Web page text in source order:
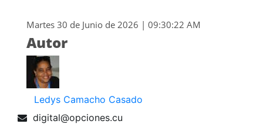
Martes 30 de Junio de 2026 | 09:30:22 AM
Autor
Ledys Camacho Casado
digital@opciones.cu